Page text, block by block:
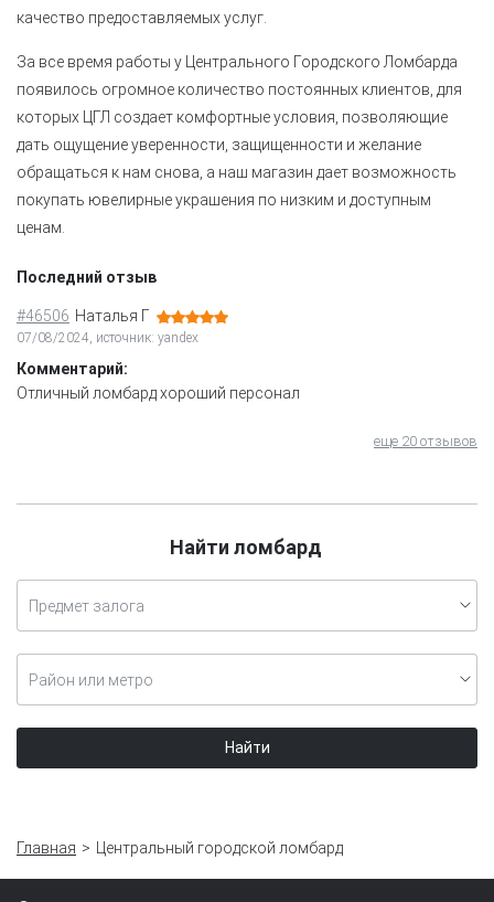
качество предоставляемых услуг.
За все время работы у Центрального Городского Ломбарда
появилось огромное количество постоянных клиентов, для
которых ЦГЛ создает комфортные условия, позволяющие
дать ощущение уверенности, защищенности и желание
обращаться к нам снова, а наш магазин дает возможность
покупать ювелирные украшения по низким и доступным
ценам.
Последний отзыв
#46506 Наталья Г
07/08/2024, источник: yandex
Комментарий:
Отличный ломбард хороший персонал
еще 20 отзывов
Найти ломбард
Предмет залога
Район или метро
Найти
Главная Центральный городской ломбард